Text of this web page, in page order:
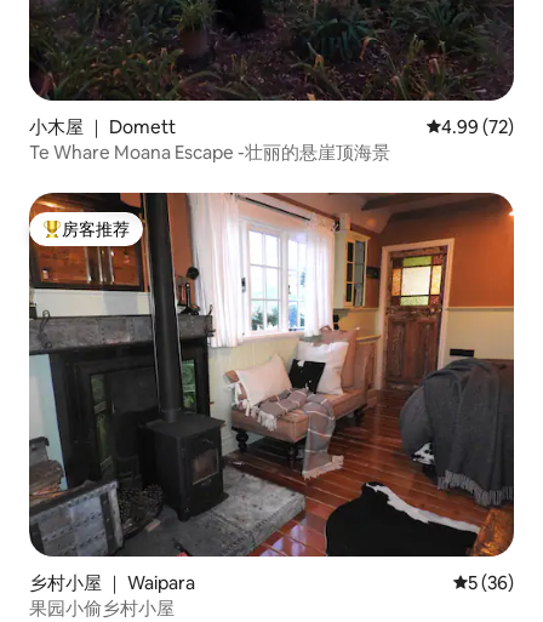
小木屋 ｜ Domett 平均评分
4.99 (72)
Te Whare Moana Escape -壮丽的悬崖顶海景
热门「房客推荐」
房客推荐
乡村小屋 ｜ Waipara 平均评分
5 (36)
果园小偷乡村小屋